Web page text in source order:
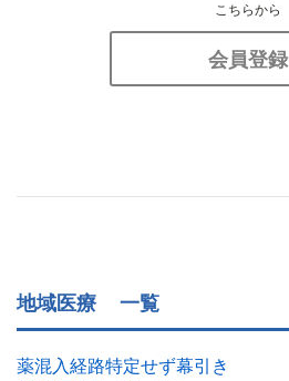
こちらから
会員登録
地域医療 一覧
薬混入経路特定せず幕引き